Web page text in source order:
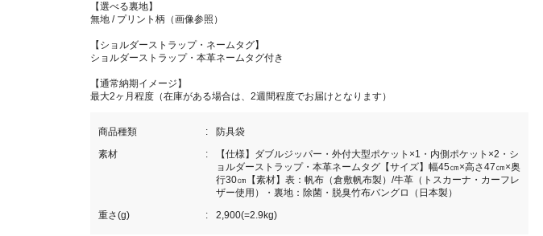
【選べる裏地】
無地 / プリント柄（画像参照）
【ショルダーストラップ・ネームタグ】
ショルダーストラップ・本革ネームタグ付き
【通常納期イメージ】
最大2ヶ月程度（在庫がある場合は、2週間程度でお届けとなります）
商品種類
防具袋
素材
【仕様】ダブルジッパー・外付大型ポケット×1・内側ポケット×2・シ
ョルダーストラップ・本革ネームタグ【サイズ】幅45㎝×高さ47㎝×奥
行30㎝【素材】表：帆布（倉敷帆布製）/牛革（トスカーナ・カーフレ
ザー使用）・裏地：除菌・脱臭竹布バングロ（日本製）
重さ(g)
2,900(=2.9kg)